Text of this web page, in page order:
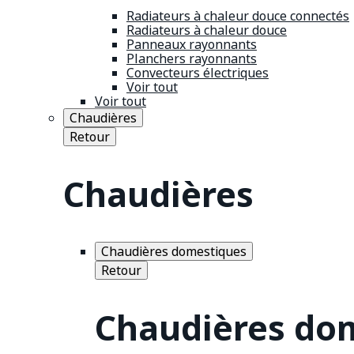
Radiateurs à chaleur douce connectés
Radiateurs à chaleur douce
Panneaux rayonnants
Planchers rayonnants
Convecteurs électriques
Voir tout
Voir tout
Chaudières
Retour
Chaudières
Chaudières domestiques
Retour
Chaudières